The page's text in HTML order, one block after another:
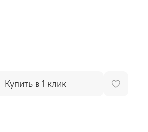
Купить в 1 клик